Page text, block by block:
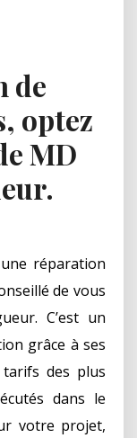
de
optez
MD
réparation
de vous
C’est un
grâce à ses
des plus
dans le
votre projet,